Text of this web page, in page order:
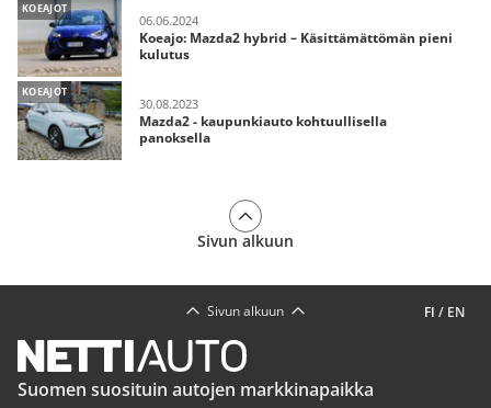
KOEAJOT
06.06.2024
Koeajo: Mazda2 hybrid – Käsittämättömän pieni
kulutus
KOEAJOT
30.08.2023
Mazda2 - kaupunkiauto kohtuullisella
panoksella
Sivun alkuun
FI / EN
Sivun alkuun
Suomen suosituin autojen markkinapaikka